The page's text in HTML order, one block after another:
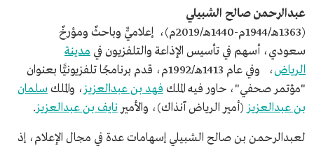
عبدالرحمن الشبيلي
الاسم
عبدالرحمن الشبيلي.
تاريخ الميلاد
1944م.
مكان الميلاد
محافظة عنيزة بمنطقة القصيم.
تاريخ الوفاة
2019م.
تعليمه
البكالوريوس من جامعة الملك سعود.
عبدالرحمن صالح الشبيلي
(1363هـ/1944م-1440هـ/2019م)، إعلاميٌّ وباحثٌ ومؤرخٌ
سعودي، أسهم في تأسيس الإذاعة والتلفزيون في مدينة
الرياض
، وفي عام 1413هـ/1992م، قدم برنامجًا تلفزيونيًّا بعنوان
"مؤتمر صحفي"، حاور فيه الملك فهد بن عبدالعزيز، والملك سلمان
بن عبدالعزيز (أمير الرياض آنذاك)، والأمير نايف بن عبدالعزيز.
لعبدالرحمن بن صالح الشبيلي إسهامات عدة في مجال الإعلام، إذ